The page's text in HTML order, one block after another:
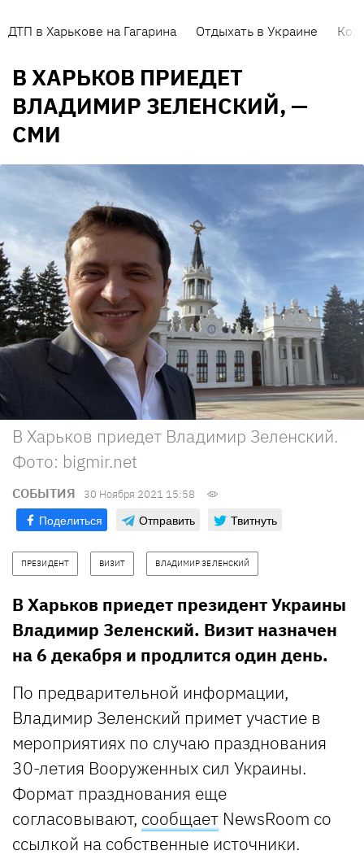
ДТП в Харькове на Гагарина Отдыхать в Украине
В ХАРЬКОВ ПРИЕДЕТ
ВЛАДИМИР ЗЕЛЕНСКИЙ, —
СМИ
В Харьков приедет Владимир Зеленский.
Фото: bigmir.net
СОБЫТИЯ 30 Ноября 2021 15:58
Поделиться Отправить Твитнуть
ПРЕЗИДЕНТ ВИЗИТ ВЛАДИМИР ЗЕЛЕНСКИЙ
В Харьков приедет президент Украины
Владимир Зеленский. Визит назначен
на 6 декабря и продлится один день.
По предварительной информации,
Владимир Зеленский примет участие в
мероприятиях по случаю празднования
30-летия Вооруженных сил Украины.
Формат празднования еще
согласовывают, сообщает NewsRoom со
ссылкой на собственные источники.